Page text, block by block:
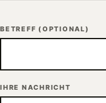
BETREFF (OPTIONAL)
IHRE NACHRICHT